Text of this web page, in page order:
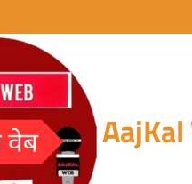
AajKal